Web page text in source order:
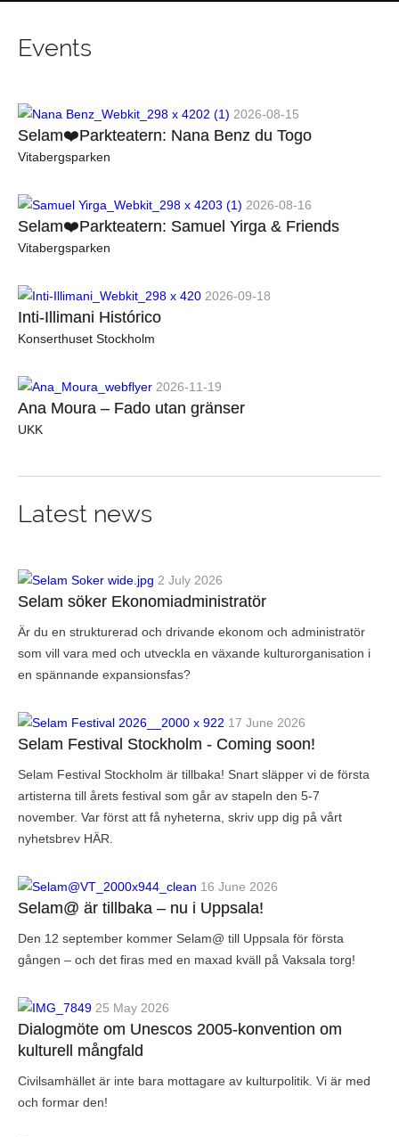
Events
2026-08-15
Selam❤️Parkteatern: Nana Benz du Togo
Vitabergsparken
2026-08-16
Selam❤️Parkteatern: Samuel Yirga & Friends
Vitabergsparken
2026-09-18
Inti-Illimani Histórico
Konserthuset Stockholm
2026-11-19
Ana Moura – Fado utan gränser
UKK
Latest news
2 July 2026
Selam söker Ekonomiadministratör
Är du en strukturerad och drivande ekonom och administratör
som vill vara med och utveckla en växande kulturorganisation i
en spännande expansionsfas?
17 June 2026
Selam Festival Stockholm - Coming soon!
Selam Festival Stockholm är tillbaka! Snart släpper vi de första
artisterna till årets festival som går av stapeln den 5-7
november. Var först att få nyheterna, skriv upp dig på vårt
nyhetsbrev HÄR.
16 June 2026
Selam@ är tillbaka – nu i Uppsala!
Den 12 september kommer Selam@ till Uppsala för första
gången – och det firas med en maxad kväll på Vaksala torg!
25 May 2026
Dialogmöte om Unescos 2005-konvention om
kulturell mångfald
Civilsamhället är inte bara mottagare av kulturpolitik. Vi är med
och formar den!